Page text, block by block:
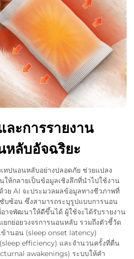
ละการรายงาน
ลับอัจฉริยะ
ทปนอนหลับอย่างปลอดภัย ช่วยแปลง
ห้กลายเป็นข้อมูลเชิงลึกที่นำไปใช้งาน
ย AI จะประมวลผลข้อมูลทางชีวภาพที่
บซ้อน ซึ่งสามารถระบุรูปแบบการนอน
าจพัฒนาให้ดีขึ้นได้ ผู้ใช้จะได้รับรายงาน
กย่อยวงจรการนอนหลับ รวมถึงตัวชี้วัด
ข้านอน (sleep onset latency)
efficiency) และจำนวนครั้งที่ตื่น
awakenings) ระบบให้คำ